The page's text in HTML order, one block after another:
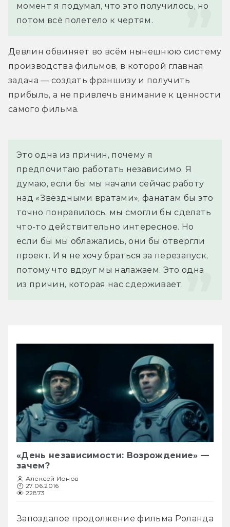
момент я подумал, что это получилось, но
потом всё полетело к чертям.
Девлин обвиняет во всём нынешнюю систему
производства фильмов, в которой главная
задача — создать франшизу и получить
прибыль, а не привлечь внимание к ценности
самого фильма.
Это одна из причин, почему я
предпочитаю работать независимо. Я
думаю, если бы мы начали сейчас работу
над «Звёздными вратами», фанатам бы это
точно понравилось, мы смогли бы сделать
что-то действительно интересное. Но
если бы мы облажались, они бы отвергли
проект. И я не хочу браться за перезапуск,
потому что вдруг мы налажаем. Это одна
из причин, которая нас сдерживает.
«День независимости: Возрождение» —
зачем?
Алексей Ионов
27.06.2016
22873
Запоздалое продолжение фильма Роланда